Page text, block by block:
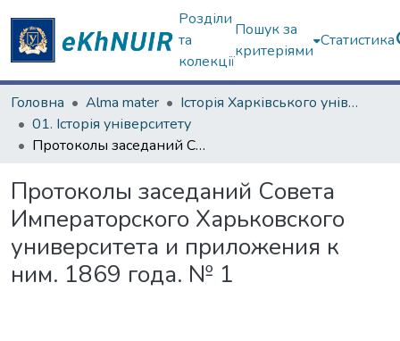
Розділи
та
колекції
Пошук за
критеріями
Статистика
Головна Alma mater
Історія Харківського університету
01. Історія університету
Протоколы заседаний Совета Императорского Харьковского университета и приложения к ним. 1869 года. № 1
Протоколы заседаний Совета
Императорского Харьковского
университета и приложения к
ним. 1869 года. № 1